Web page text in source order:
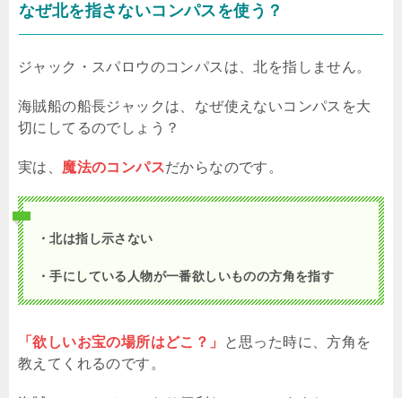
なぜ北を指さないコンパスを使う？
ジャック・スパロウのコンパスは、北を指しません。
海賊船の船長ジャックは、なぜ使えないコンパスを大
切にしてるのでしょう？
実は、 魔法のコンパスだからなのです。
・北は指し示さない
・手にしている人物が一番欲しいものの方角を指す
「欲しいお宝の場所はどこ？」
と思った時に、方角を
教えてくれるのです。